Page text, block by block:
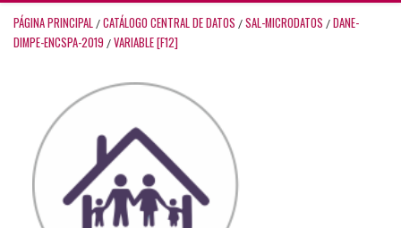
PÁGINA PRINCIPAL / CATÁLOGO CENTRAL DE DATOS / SAL-MICRODATOS / DANE-
DIMPE-ENCSPA-2019 / VARIABLE [F12]